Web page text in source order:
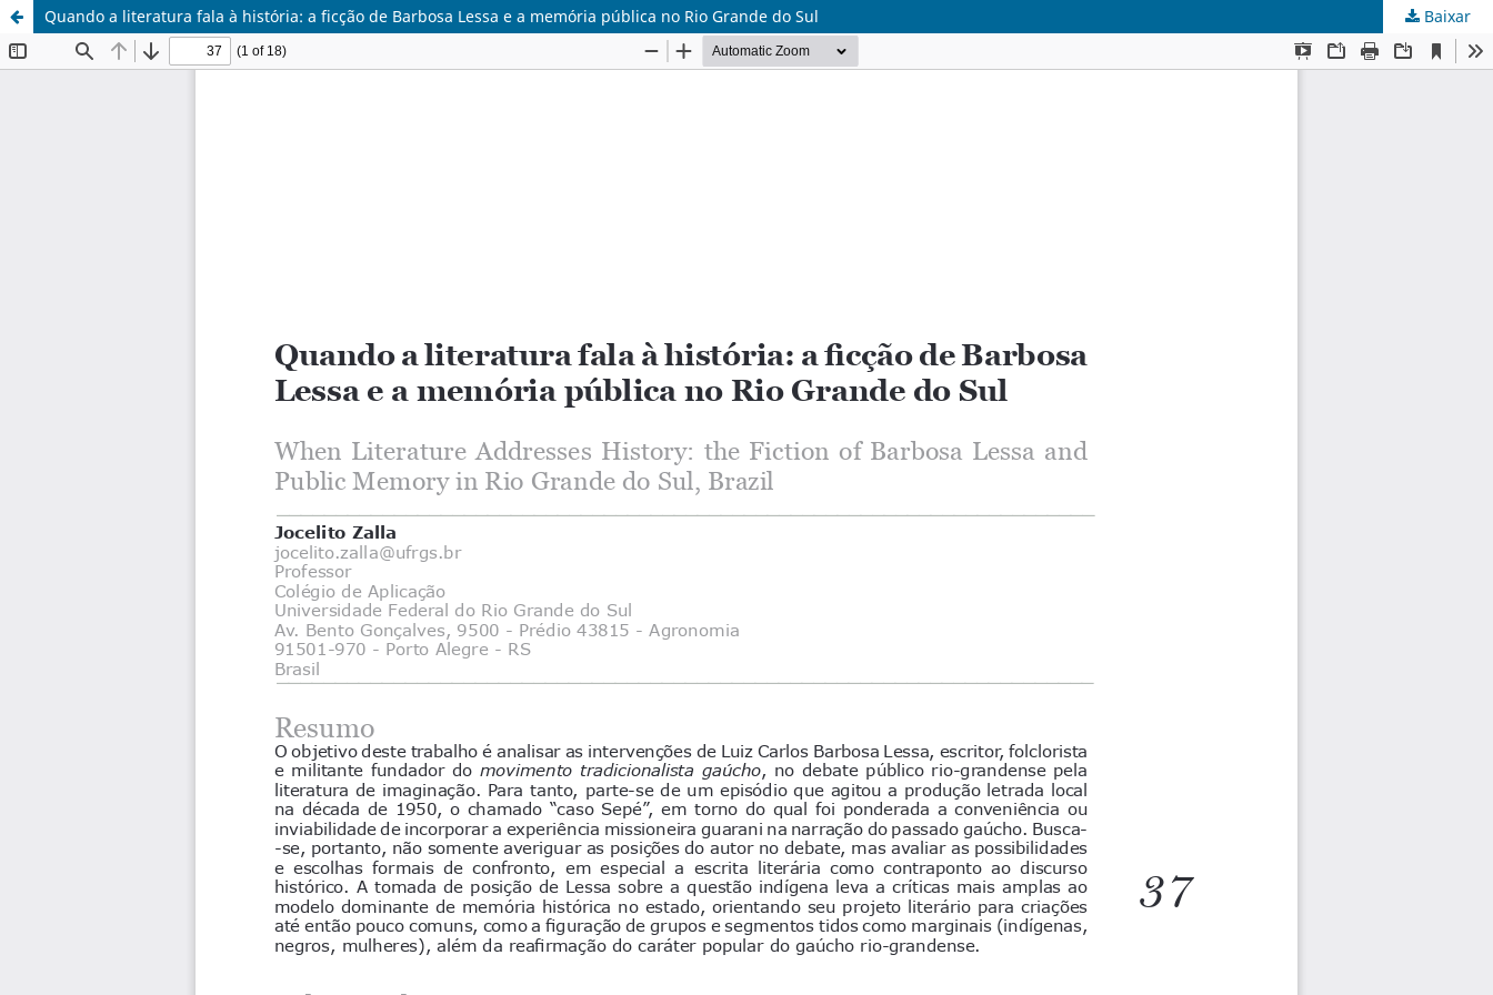
Quando a literatura fala à história: a ficção de Barbosa Lessa e a memória pública no Rio Grande do Sul Baixar